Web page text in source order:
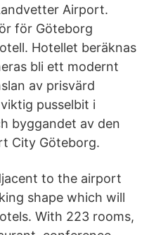
Airport.
för Göteborg
Hotellet beräknas
bli ett modernt
av prisvärd
pusselbit i
byggandet av den
City Göteborg.
to the airport
shape which will
With 223 rooms,